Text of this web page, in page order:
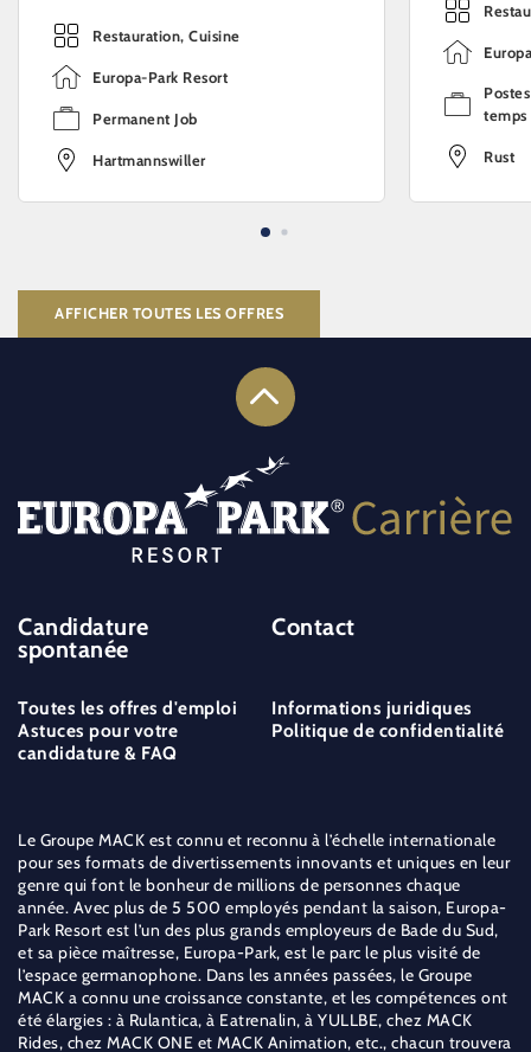
Restauration, Cuisine
Europa-Park Resort
Permanent Job
Hartmannswiller
temps
Rust
AFFICHER TOUTES LES OFFRES
Le Groupe MACK est connu et reconnu à l’échelle internationale
pour ses formats de divertissements innovants et uniques en leur
genre qui font le bonheur de millions de personnes chaque
année. Avec plus de 5 500 employés pendant la saison, Europa-
Park Resort est l’un des plus grands employeurs de Bade du Sud,
et sa pièce maîtresse, Europa-Park, est le parc le plus visité de
l’espace germanophone. Dans les années passées, le Groupe
MACK a connu une croissance constante, et les compétences ont
été élargies : à Rulantica, à Eatrenalin, à YULLBE, chez MACK
Rides, chez MACK ONE et MACK Animation, etc., chacun trouvera
Candidature
spontanée
Contact
Toutes les offres d'emploi
Informations juridiques
Astuces pour votre
candidature & FAQ
Politique de confidentialité